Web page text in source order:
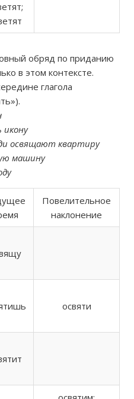
обряд по приданию
в этом контексте.
глагола
освящают квартиру
машину
Повелительное
наклонение
освяти